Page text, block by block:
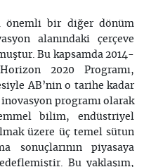
önemli bir diğer dönüm
alanındaki çerçeve
Bu kapsamda 2014-
2020 Programı,
AB’nin o tarihe kadar
programı olarak
bilim, endüstriyel
üzere üç temel sütun
sonuçlarının piyasaya
Bu yaklaşım,